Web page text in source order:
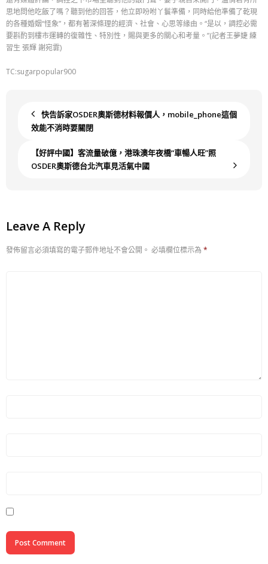
思地問他吃飯了嗎？聽到他的回答，他立即吩咐丫鬟準備，同時給他準備了乾現
的各種婚姻“怪象”，都有著深條理的經濟、社會、心思等緣由。“是以，調控必需
要斟酌到樓市運轉的復雜性、特別性，賜與更多的關心和考量。”(記者王夢婕 練
習生 張輝 謝宛霏)
TC:sugarpopular900
快告訴家OSDER奧斯德材料報價人，mobile_phone這個
效能不消時要關閉
【好評中國】客流量破億，港珠澳年夜橋“車暢人旺”照
OSDER奧斯德台北汽車見活氣中國
Leave A Reply
發佈留言必須填寫的電子郵件地址不會公開。 必填欄位標示為 *